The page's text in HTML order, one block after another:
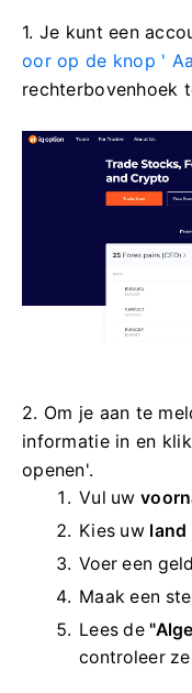
1. Je kunteen
oor op de knop '
rechterbovenhoek
2. Om je aan te
informatie in en
openen'.
Vul uw
Kies uw land
Voer een
Maak een
Lees de
controleer